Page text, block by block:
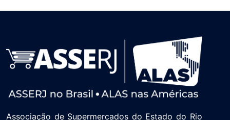
Associação de Supermercados do Estado do Rio